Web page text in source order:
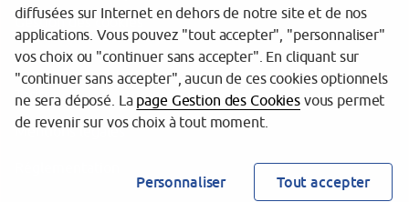
Gestion des cookies
Sécurité
Tarifs
Mentions légales
diffusées sur Internet en dehors de notre site et de nos
applications. Vous pouvez "tout accepter", "personnaliser"
vos choix ou "continuer sans accepter". En cliquant sur
"continuer sans accepter", aucun de ces cookies optionnels
ne sera déposé. La page Gestion des Cookiesvous permet
de revenir sur vos choix à tout moment.
Personnaliser Tout accepter